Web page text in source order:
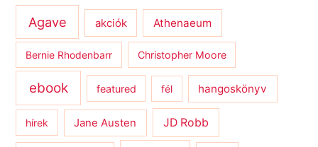
Agave akciók Athenaeum
Bernie Rhodenbarr Christopher Moore
ebook featured fél hangoskönyv
hírek Jane Austen JD Robb